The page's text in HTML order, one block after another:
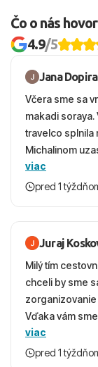
Čo o nás
4.9/5
Jana
Včera sme sa
makadi
travelco splnila
Michalinom
vecernych
krasny, cisty.
viac
pred 1
Juraj
Milý tím
chceli by sme
Vďaka vám
ešte dlho s
absolútne
viac
pred 1